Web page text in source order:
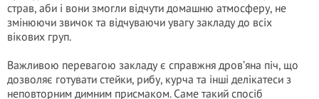
страв, аби і вони змогли відчути домашню атмосферу, не
змінюючи звичок та відчуваючи увагу закладу до всіх
вікових груп.
Важливою перевагою закладу є справжня дров’яна піч, що
дозволяє готувати стейки, рибу, курча та інші делікатеси з
неповторним димним присмаком. Саме такий спосіб